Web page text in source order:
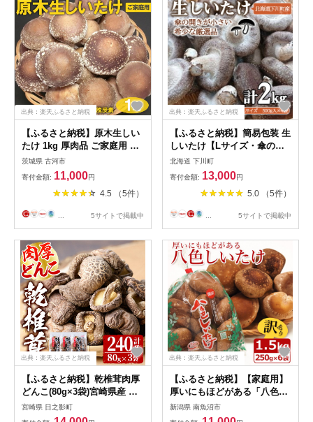
出典：楽天ふるさと納税
【ふるさと納税】原木生しい
たけ 1kg 厚肉品 ご家庭用 贈
答用 農薬不使用 脱炭素 ※離
島への配送不可 _DR03
茨城県 古河市
寄付金額: 11,000円
4.5 （5件）
5サイトで掲載中
出典：楽天ふるさと納税
【ふるさと納税】簡易包装 生
しいたけ【Lサイズ・傘の開
きが小さい】2kg 軸太 肉厚
椎茸 シイタケ 野菜 やさい 故
郷 ふるさと 納税 北海道 下川
町 直径約6cm F4G-0024
北海道 下川町
寄付金額: 13,000円
5.0 （5件）
5サイトで掲載中
出典：楽天ふるさと納税
【ふるさと納税】乾椎茸肉厚
どんこ(80g×3袋)宮崎県産 原
木栽培 特選 干し椎茸 しいた
け きのこ【NK005】【宮崎県
宮崎県 日之影町
出典：楽天ふるさと納税
【ふるさと納税】【家庭用】
厚いにもほどがある「八色し
いたけ」1.5kg（250g×6袋）
≪訳あり 不ぞろい 農家応援
新潟県 南魚沼市